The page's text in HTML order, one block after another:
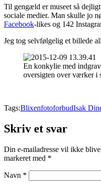
Til gengæld er museet så
sociale medier. Man skulle jo
Facebook-likes og 142
Jeg tog selvfølgelig et billede
En konkylie med
oversigten over værker i
Tags:BlixenfotoforbudIsak
Skriv et svar
Din e-mailadresse vil ikke
markeret med *
Navn *